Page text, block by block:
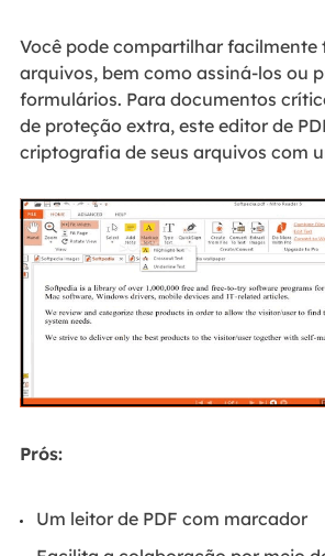
Você pode compartilhar facilmente
arquivos, bem como assiná-los ou
formulários. Para documentos
de proteção extra, este editor de
criptografia de seus arquivos com
Prós:
Um leitor de PDF com marcador